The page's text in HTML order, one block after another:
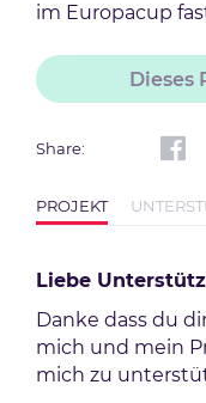
im Europacup
Dieses
Share:
PROJEKT
Liebe
Danke dass du
mich und mein
mich zu